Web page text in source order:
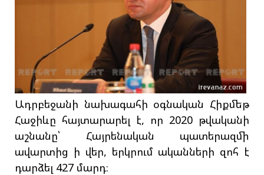
Ադրբեջանի նախագահի օգնական Հիքմեթ
Հաջիևը հայտարարել է, որ 2020 թվականի
աշնանը՝ Հայրենական պատերազմի
ավարտից ի վեր, երկրում ականների զոհ է
դարձել 427 մարդ։